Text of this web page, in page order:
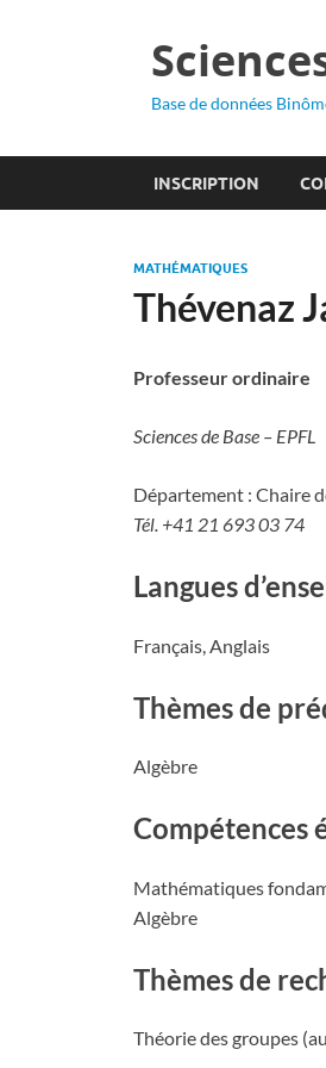
Base de données
INSCRIPTION
MATHÉMATIQUES
Thévenaz
Professeur ordinaire
Sciences de Base – EPFL
Département : Chaire
Tél. +41 21 693 03 74
Langues
Français, Anglais
Thèmes de
Algèbre
Compétences
Mathématiques
Algèbre
Thèmes de
Théorie des groupes